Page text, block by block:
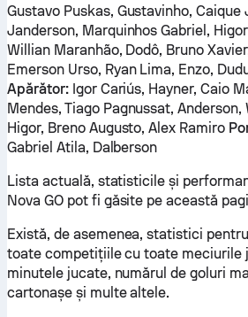
Gustavo Puskas, Gustavinho, Caique
Janderson, Marquinhos Gabriel,
Willian Maranhão, Dodô, Bruno
Emerson Urso, Ryan Lima, Enzo,
Apărător:Igor Cariús, Hayner, Caio
Mendes, Tiago Pagnussat,
Higor, Breno Augusto, Alex Ramiro
Gabriel Atila, Dalberson
Lista actuală, statisticile și
Nova GO pot fi găsite pe această
Există, de asemenea, statistici
toate competițiile cu toate meciurile
minutele jucate, numărul de goluri
cartonașe și multe altele.